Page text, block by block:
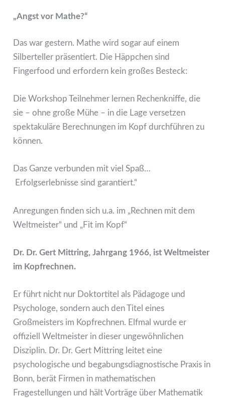
„Angst vor Mathe?“
Das war gestern. Mathe wird sogar auf einem
Silberteller präsentiert. Die Häppchen sind
Fingerfood und erfordern kein großes Besteck:
Die Workshop Teilnehmer lernen Rechenkniffe, die
sie – ohne große Mühe – in die Lage versetzen
spektakuläre Berechnungen im Kopf durchführen zu
können.
Das Ganze verbunden mit viel Spaß…
Erfolgserlebnisse sind garantiert.“
Anregungen finden sich u.a. im „Rechnen mit dem
Weltmeister“ und „Fit im Kopf“
Dr. Dr. Gert Mittring, Jahrgang 1966, ist Weltmeister
im Kopfrechnen.
Er führt nicht nur Doktortitel als Pädagoge und
Psychologe, sondern auch den Titel eines
Großmeisters im Kopfrechnen. Elfmal wurde er
offiziell Weltmeister in dieser ungewöhnlichen
Disziplin. Dr. Dr. Gert Mittring leitet eine
psychologische und begabungsdiagnostische Praxis in
Bonn, berät Firmen in mathematischen
Fragestellungen und hält Vorträge über Mathematik